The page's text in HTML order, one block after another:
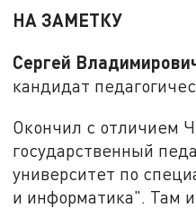
НА ЗАМЕТКУ
Сергей
кандидат
Окончил с отличием
государственный
университет по
и информатика". Там